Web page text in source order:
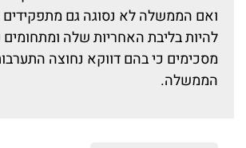
ואם הממשלה לא נסוגה גם
להיות בליבת האחריות שלה
מסכימים כי בהם דווקא נחוצה
הממשלה.